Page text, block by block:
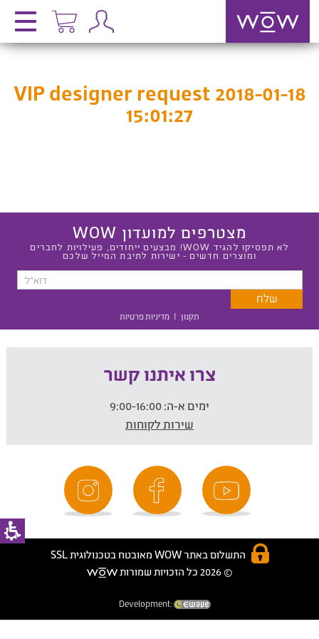
VIP designer request 2018-01-18
15:01:27
מצטרפים למועדון WOW
לא תפסיקו להגיד WOW! מבצעים ייחודים, פעילויות לחברים
ומוצרים חדשים - ישירות לתיבת המייל שלכם
תקנון | מדיניות פרטיות
צרו איתנו קשר
ימים א-ה:
שירות לקוחות
התשלום באתר WOW מאובטח בטכנולוגית SSL
© 2026 כל הזכויות שמורות
Development: